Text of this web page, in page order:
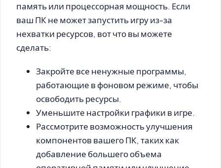
память или процессорная мощность. Если
ваш ПК не может запустить игру из-за
нехватки ресурсов, вот что вы можете
сделать:
Закройте все ненужные программы,
работающие в фоновом режиме, чтобы
освободить ресурсы.
Уменьшите настройки графики в игре.
Рассмотрите возможность улучшения
компонентов вашего ПК, таких как
добавление большего объема